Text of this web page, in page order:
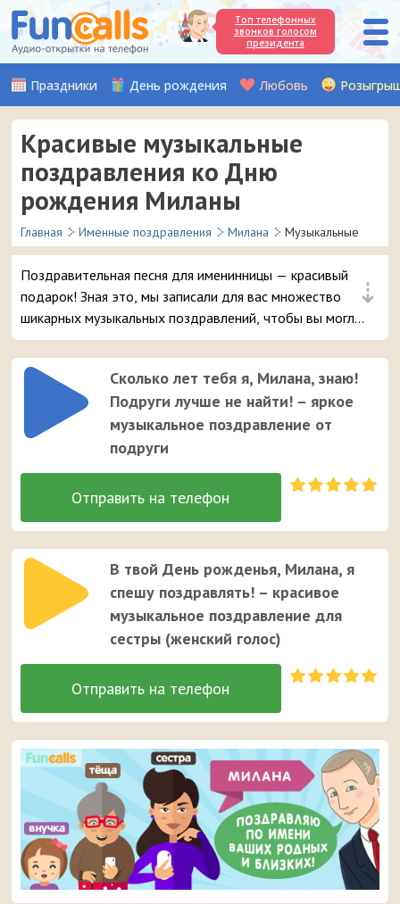
Топ телефонных
звонков голосом
президента
Праздники День рождения Любовь
Красивые музыкальные
поздравления ко Дню
рождения Миланы
Главная Именные поздравления Милана Музыкальные
⇣
Поздравительная песня для именинницы — красивый
подарок! Зная это, мы записали для вас множество
шикарных музыкальных поздравлений, чтобы вы могли
удивить и порадовать вашу подругу или знакомую с
именем Милана в день её рождения.
Сколько лет тебя я, Милана, знаю!
Подруги лучше не найти! – яркое
музыкальное поздравление от
подруги
В твой День рожденья, Милана, я
спешу поздравлять! – красивое
музыкальное поздравление для
сестры (женский голос)